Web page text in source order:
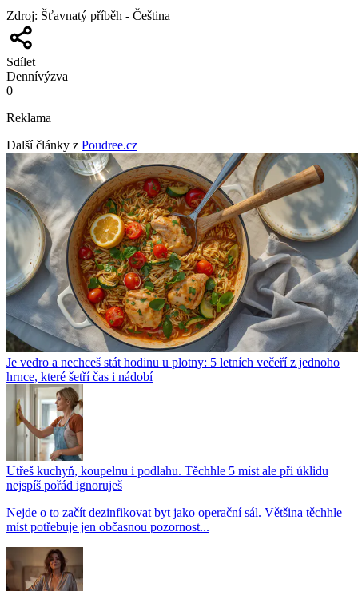
Zdroj: Šťavnatý příběh - Čeština
Sdílet
Dennívýzva
0
Reklama
Další články z Poudree.cz
Je vedro a nechceš stát hodinu u plotny: 5 letních večeří z jednoho
hrnce, které šetří čas i nádobí
Utřeš kuchyň, koupelnu i podlahu. Těchhle 5 míst ale při úklidu
nejspíš pořád ignoruješ
Nejde o to začít dezinfikovat byt jako operační sál. Většina těchhle
míst potřebuje jen občasnou pozornost...